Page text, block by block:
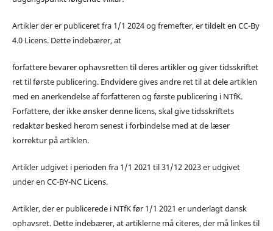
Artikler der er publiceret fra 1/1 2024 og fremefter, er tildelt en CC-By
4.0 Licens. Dette indebærer, at
forfattere bevarer ophavsretten til deres artikler og giver tidsskriftet
ret til første publicering. Endvidere gives andre ret til at dele artiklen
med en anerkendelse af forfatteren og første publicering i NTfK.
Forfattere, der ikke ønsker denne licens, skal give tidsskriftets
redaktør besked herom senest i forbindelse med at de læser
korrektur på artiklen.
Artikler udgivet i perioden fra 1/1 2021 til 31/12 2023 er udgivet
under en CC-BY-NC Licens.
Artikler, der er publicerede i NTfK før 1/1 2021 er underlagt dansk
ophavsret. Dette indebærer, at artiklerne må citeres, der må linkes til